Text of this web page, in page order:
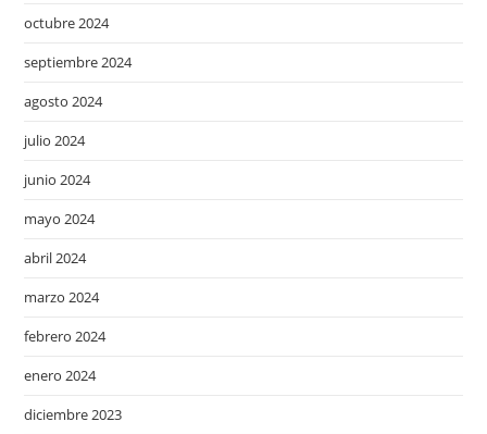
octubre 2024
septiembre 2024
agosto 2024
julio 2024
junio 2024
mayo 2024
abril 2024
marzo 2024
febrero 2024
enero 2024
diciembre 2023